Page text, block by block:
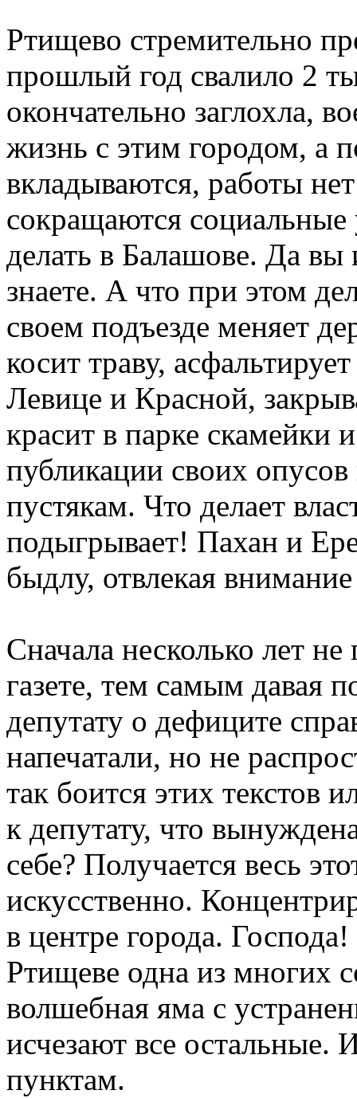
Ртищево стремительно
прошлый год свалило 2
окончательно заглохла,
жизнь с этим городом, а
вкладываются, работы
сокращаются
делать в Балашове. Да вы
знаете. А что при этом
своем подъезде меняет
косит траву,
Левице и Красной,
красит в парке скамейки
публикации своих опусов
пустякам. Что делает
подыгрывает! Пахан и
быдлу, отвлекая
Сначала несколько лет
газете, тем самым давая
депутату о дефиците
напечатали, но не
так боится этих текстов
к депутату, что
себе? Получается весь
искусственно.
в центре города.
Ртищеве одна из многих
волшебная яма с
исчезают все остальные.
пунктам.